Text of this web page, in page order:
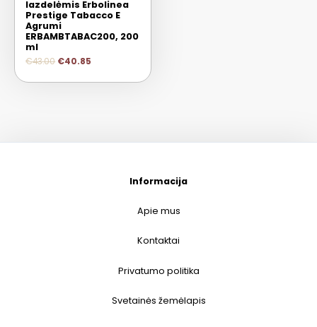
lazdelėmis Erbolinea
Prestige Tabacco E
Agrumi
ERBAMBTABAC200, 200
ml
€43.00 €40.85
Informacija
Apie mus
Kontaktai
Privatumo politika
Svetainės žemėlapis